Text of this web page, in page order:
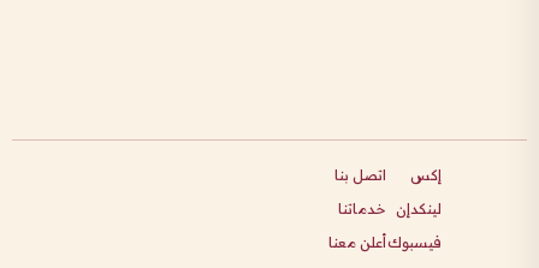
إكس
لينكدإن
فيسبوك
اتصل بنا
خدماتنا
أعلن معنا